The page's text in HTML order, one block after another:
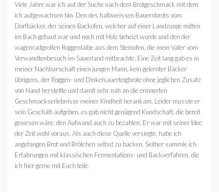
Viele Jahre war ich auf der Suche nach dem Brotgeschmack mit dem
ich aufgewachsen bin. Den des halbweissen Bauernbrots vom
Dorfbäcker, der seinen Backofen, welcher auf einer Landzunge mitten
im Bach gebaut war und noch mit Holz beheizt wurde und den der
wagenradgroßen Roggenlaibe aus dem Steinofen, die mein Vater vom
Verwandtenbesuch im Sauerland mitbrachte. Eine Zeit lang gab es in
meiner Nachbarschaft einen jungen Mann, kein gelernter Bäcker
übrigens, der Roggen- und Dinkelsauerteigbrote ohne jeglichen Zusatz
von Hand herstellte und damit sehr nah an die erinnerten
Geschmackserlebnisse meiner Kindheit herankam. Leider musste er
sein Geschäft aufgeben, es gab nicht genügend Kundschaft, die bereit
gewesen wäre, den Aufwand auch zu bezahlen. Er war mit seiner Idee
der Zeit wohl voraus. Als auch diese Quelle versiegte, habe ich
angefangen Brot und Brötchen selbst zu backen. Seither sammle ich
Erfahrungen mit klassischen Fermentations- und Backverfahren, die
ich hier gerne mit Euch teile.